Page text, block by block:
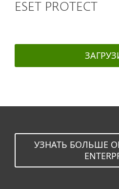
ESET PROTECT
УЗНАТЬ БОЛЬШЕ ОБ